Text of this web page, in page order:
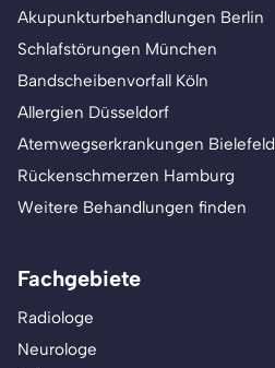
Akupunkturbehandlungen Berlin
Schlafstörungen München
Bandscheibenvorfall Köln
Allergien Düsseldorf
Atemwegserkrankungen Bielefeld
Rückenschmerzen Hamburg
Weitere Behandlungen finden
Fachgebiete
Radiologe
Neurologe